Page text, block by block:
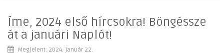
Íme, 2024 első hírcsokra! Böngéssze
át a januári Naplót!
Megjelent: 2024. január 22.